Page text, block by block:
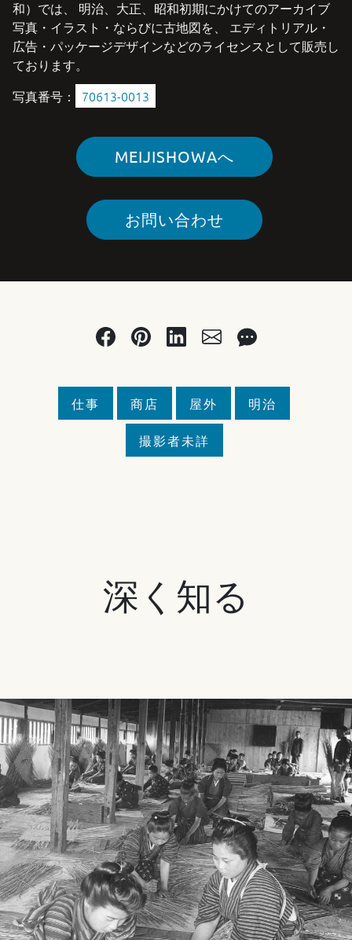
和）では、 明治、大正、昭和初期にかけてのアーカイブ
写真・イラスト・ならびに古地図を、 エディトリアル・
広告・パッケージデザインなどのライセンスとして販売し
ております。
写真番号：
70613-0013
MEIJISHOWAへ
お問い合わせ
仕事 商店 屋外 明治
撮影者未詳
深く知る